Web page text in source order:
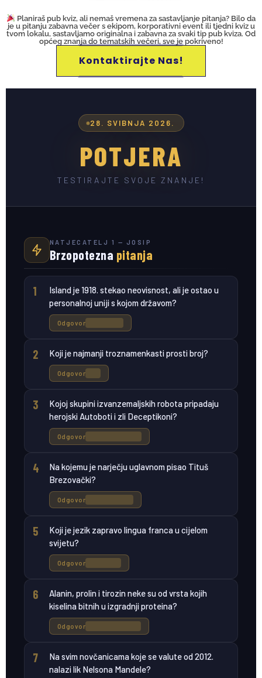
Planiraš pub kviz, ali nemaš vremena za sastavljanje pitanja? Bilo da
je u pitanju zabavna večer s ekipom, korporativni event ili tjedni kviz u
tvom lokalu, sastavljamo originalna i zabavna za svaki tip pub kviza. Od
općeg znanja do tematskih večeri, sve je pokriveno!
Kontaktirajte Nas!